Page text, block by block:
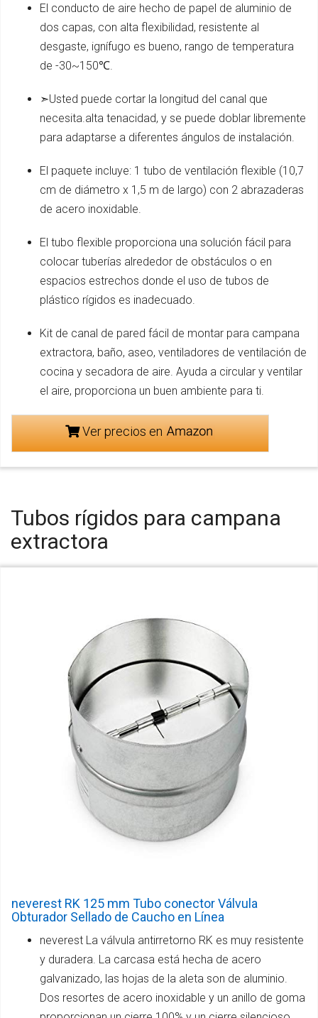
El conducto de aire hecho de papel de aluminio de
dos capas, con alta flexibilidad, resistente al
desgaste, ignífugo es bueno, rango de temperatura
de -30~150℃.
➣Usted puede cortar la longitud del canal que
necesita.alta tenacidad, y se puede doblar libremente
para adaptarse a diferentes ángulos de instalación.
El paquete incluye: 1 tubo de ventilación flexible (10,7
cm de diámetro x 1,5 m de largo) con 2 abrazaderas
de acero inoxidable.
El tubo flexible proporciona una solución fácil para
colocar tuberías alrededor de obstáculos o en
espacios estrechos donde el uso de tubos de
plástico rígidos es inadecuado.
Kit de canal de pared fácil de montar para campana
extractora, baño, aseo, ventiladores de ventilación de
cocina y secadora de aire. Ayuda a circular y ventilar
el aire, proporciona un buen ambiente para ti.
Ver precios en
Tubos rígidos para campana
extractora
neverest RK 125 mm Tubo conector Válvula
Obturador Sellado de Caucho en Línea
neverest La válvula antirretorno RK es muy resistente
y duradera. La carcasa está hecha de acero
galvanizado, las hojas de la aleta son de aluminio.
Dos resortes de acero inoxidable y un anillo de goma